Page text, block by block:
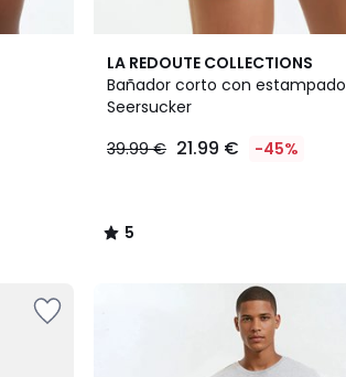
LA REDOUTE COLLECTIONS
Bañador corto con estampado
Seersucker
39.99 € 21.99 € -45%
5
/
5
2
Colores
5
/